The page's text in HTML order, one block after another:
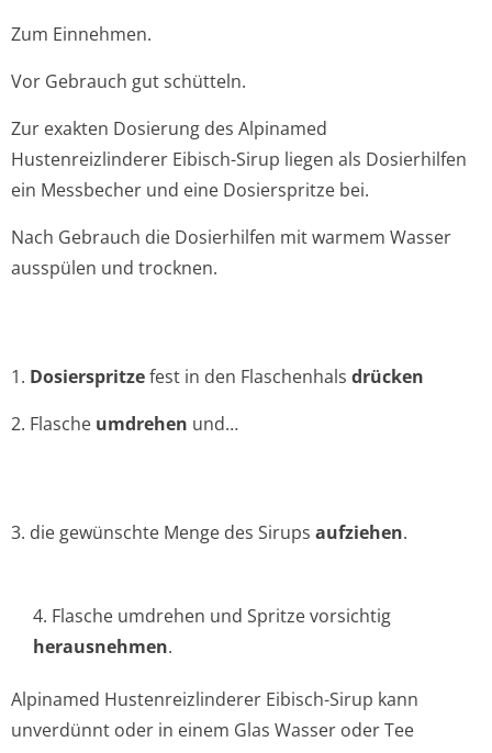
Zum Einnehmen.
Vor Gebrauch gut schütteln.
Zur exakten Dosierung des Alpinamed
Hustenreizlinderer Eibisch-Sirup liegen als Dosierhilfen
ein Messbecher und eine Dosierspritze bei.
Nach Gebrauch die Dosierhilfen mit warmem Wasser
ausspülen und trocknen.
1. Dosierspritzefest in den Flaschenhals drücken
2. Flasche umdrehen und…
3. die gewünschte Menge des Sirups aufziehen.
4. Flasche umdrehen und Spritze vorsichtig
herausnehmen.
Alpinamed Hustenreizlinderer Eibisch-Sirup kann
unverdünnt oder in einem Glas Wasser oder Tee